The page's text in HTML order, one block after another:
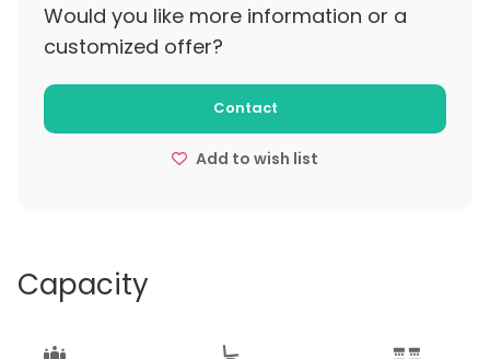
Would you like more information or a
customized offer?
Contact
Add to wish list
Capacity